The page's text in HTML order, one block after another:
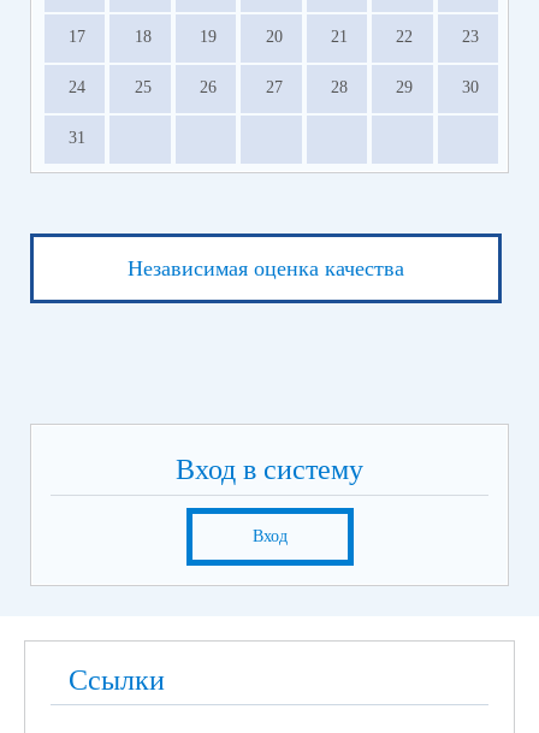
17 18 19 20 21 22 23
24 25 26 27 28 29 30
31
Независимая оценка качества
Вход в систему
Вход
Ссылки